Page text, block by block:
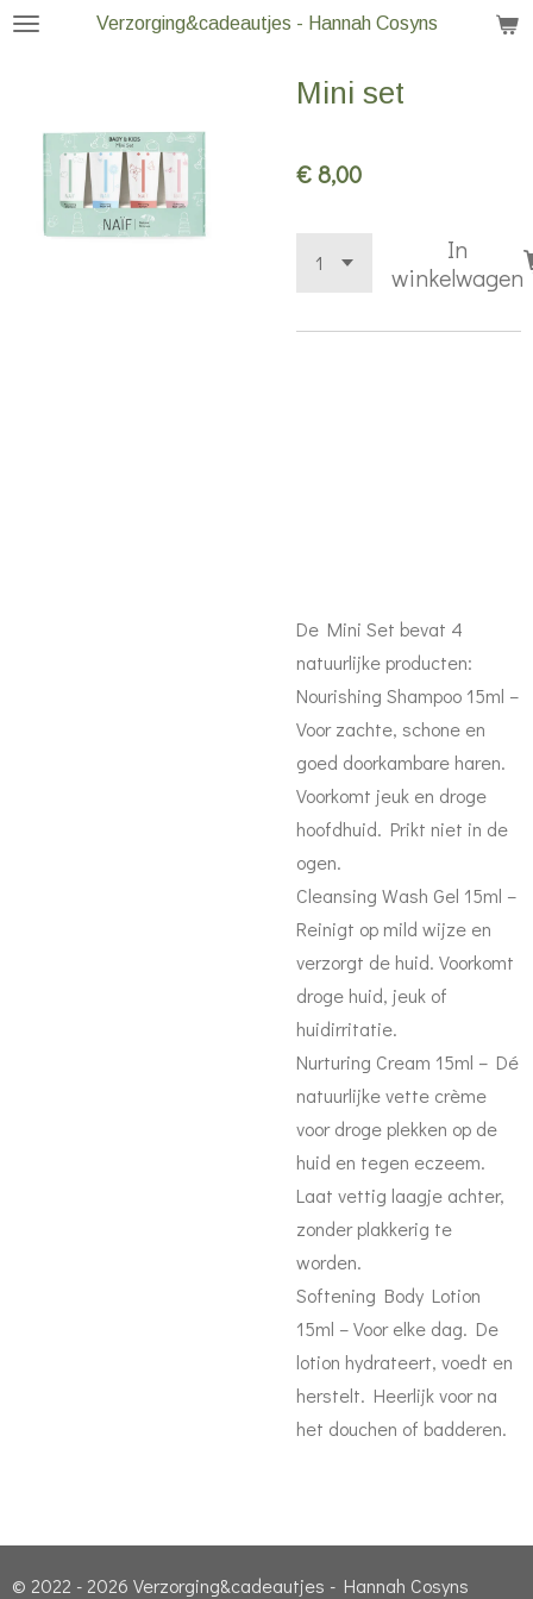
Ga
hoofdinhoud
Verzorging&cadeautjes - Hannah Cosyns
Mini set
€ 8,00
In
winkelwagen
De Mini Set bevat 4
natuurlijke producten:
Nourishing Shampoo 15ml –
Voor zachte, schone en
goed doorkambare haren.
Voorkomt jeuk en droge
hoofdhuid. Prikt niet in de
ogen.
Cleansing Wash Gel 15ml –
Reinigt op mild wijze en
verzorgt de huid. Voorkomt
droge huid, jeuk of
huidirritatie.
Nurturing Cream 15ml – Dé
natuurlijke vette crème
voor droge plekken op de
huid en tegen eczeem.
Laat vettig laagje achter,
zonder plakkerig te
worden.
Softening Body Lotion
15ml – Voor elke dag. De
lotion hydrateert, voedt en
herstelt. Heerlijk voor na
het douchen of badderen.
© 2022 - 2026 Verzorging&cadeautjes - Hannah Cosyns